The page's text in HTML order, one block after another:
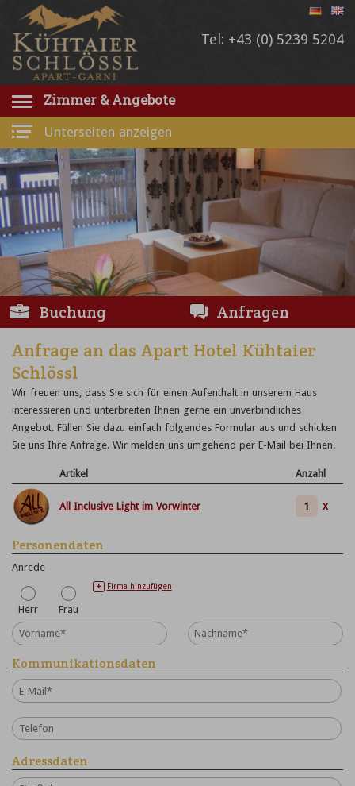
Tel: +43 (0) 5239 5204
Zimmer & Angebote
Unterseiten anzeigen
Buchung Anfragen
Anfrage an das Apart Hotel Kühtaier
Schlössl
Wir freuen uns, dass Sie sich für einen Aufenthalt in unserem Haus
interessieren und unterbreiten Ihnen gerne ein unverbindliches
Angebot. Füllen Sie dazu einfach folgendes Formular aus und schicken
Sie uns Ihre Anfrage. Wir melden uns umgehend per E-Mail bei Ihnen.
Artikel Anzahl
All Inclusive Light im Vorwinter x
Personendaten
Anrede
Herr Frau
+ Firma hinzufügen
Kommunikationsdaten
Adressdaten